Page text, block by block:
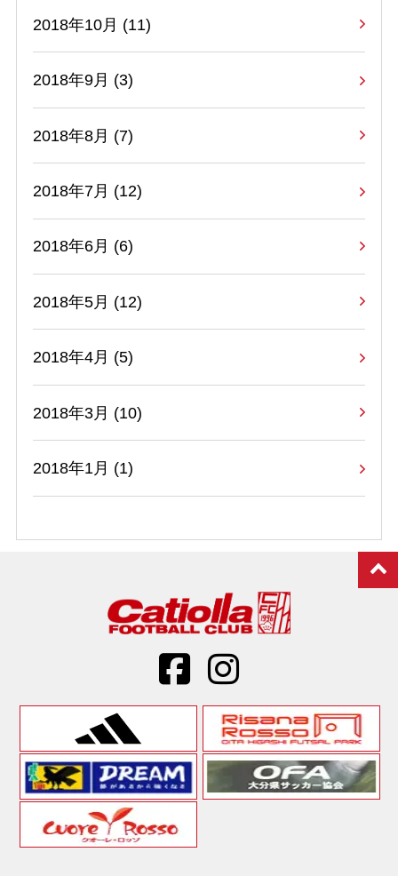
2018年10月 (11)
2018年9月 (3)
2018年8月 (7)
2018年7月 (12)
2018年6月 (6)
2018年5月 (12)
2018年4月 (5)
2018年3月 (10)
2018年1月 (1)